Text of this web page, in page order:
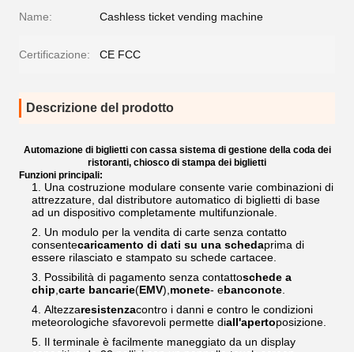
Name: Cashless ticket vending machine
Certificazione: CE FCC
Descrizione del prodotto
Automazione di biglietti con cassa sistema di gestione della coda dei
ristoranti, chiosco di stampa dei biglietti
Funzioni principali:
Una costruzione modulare consente varie combinazioni di
attrezzature, dal distributore automatico di biglietti di base
ad un dispositivo completamente multifunzionale.
Un modulo per la vendita di carte senza contatto
consentecaricamento di dati su una schedaprima di
essere rilasciato e stampato su schede cartacee.
Possibilità di pagamento senza contattoschede a
chip carte bancarie(EMV), monete- ebanconote
Altezzaresistenzacontro i danni e contro le condizioni
meteorologiche sfavorevoli permette diall'apertoposizione.
Il terminale è facilmente maneggiato da un display